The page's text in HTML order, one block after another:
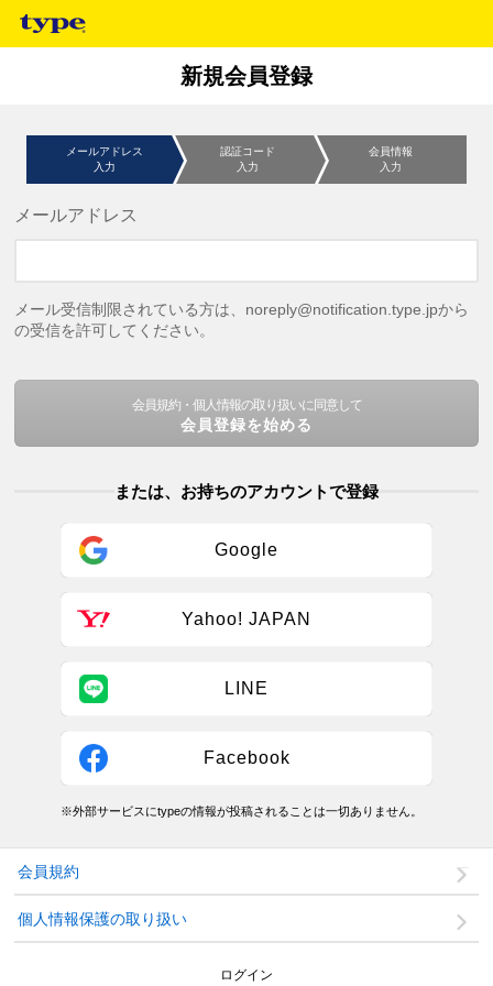
新規会員登録
メールアドレス
入力
認証コード
入力
会員情報
入力
メールアドレス
メール受信制限されている方は、noreply@notification.type.jpから
の受信を許可してください。
会員規約・個人情報の取り扱いに同意して
会員登録を始める
または、お持ちのアカウントで登録
Google
Yahoo! JAPAN
LINE
Facebook
※外部サービスにtypeの情報が投稿されることは一切ありません。
会員規約
個人情報保護の取り扱い
ログイン